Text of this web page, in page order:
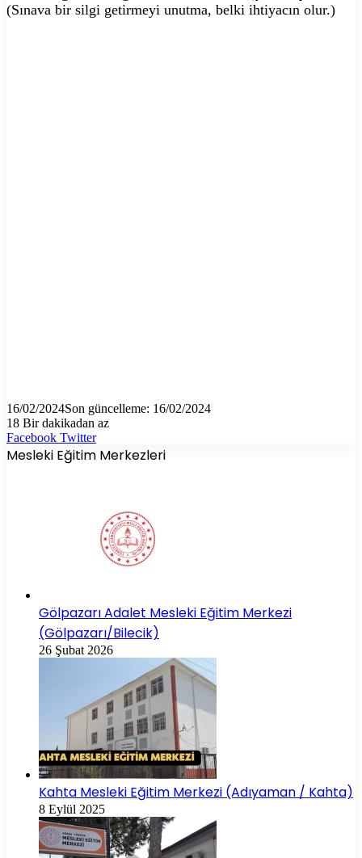
(Sınava bir silgi getirmeyi unutma, belki ihtiyacın olur.)
16/02/2024Son güncelleme: 16/02/2024
18 Bir dakikadan az
Facebook TwitterLinkedIn
Tumblr
Pinterest
Reddit
VKontakte
E-
Posta
Yazdır
Mesleki Eğitim Merkezleri
Gölpazarı Adalet Mesleki Eğitim Merkezi
(Gölpazarı/Bilecik)
26 Şubat 2026
Kahta Mesleki Eğitim Merkezi (Adıyaman / Kahta)
8 Eylül 2025